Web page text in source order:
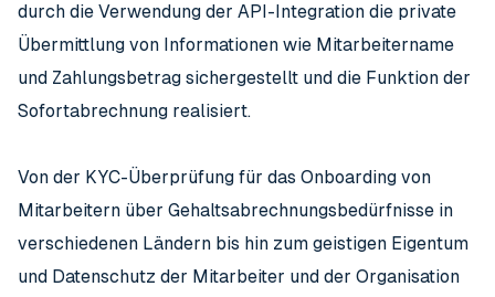
durch die Verwendung der API-Integration die private
Übermittlung von Informationen wie Mitarbeitername
und Zahlungsbetrag sichergestellt und die Funktion der
Sofortabrechnung realisiert.
Von der KYC-Überprüfung für das Onboarding von
Mitarbeitern über Gehaltsabrechnungsbedürfnisse in
verschiedenen Ländern bis hin zum geistigen Eigentum
und Datenschutz der Mitarbeiter und der Organisation